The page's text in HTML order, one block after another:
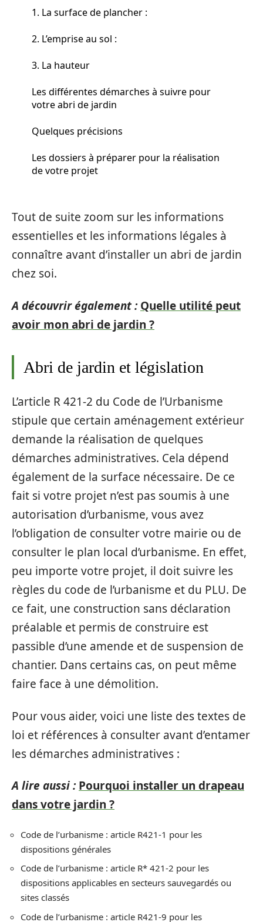
1. La surface de plancher :
2. L’emprise au sol :
3. La hauteur
Les différentes démarches à suivre pour
votre abri de jardin
Quelques précisions
Les dossiers à préparer pour la réalisation
de votre projet
Tout de suite zoom sur les informations
essentielles et les informations légales à
connaître avant d’installer un abri de jardin
chez soi.
A découvrir également : Quelle utilité peut
avoir mon abri de jardin ?
Abri de jardin et législation
L’article R 421-2 du Code de l’Urbanisme
stipule que certain aménagement extérieur
demande la réalisation de quelques
démarches administratives. Cela dépend
également de la surface nécessaire. De ce
fait si votre projet n’est pas soumis à une
autorisation d’urbanisme, vous avez
l’obligation de consulter votre mairie ou de
consulter le plan local d’urbanisme. En effet,
peu importe votre projet, il doit suivre les
règles du code de l’urbanisme et du PLU. De
ce fait, une construction sans déclaration
préalable et permis de construire est
passible d’une amende et de suspension de
chantier. Dans certains cas, on peut même
faire face à une démolition.
Pour vous aider, voici une liste des textes de
loi et références à consulter avant d’entamer
les démarches administratives :
A lire aussi : Pourquoi installer un drapeau
dans votre jardin ?
Code de l’urbanisme : article R421-1 pour les
dispositions générales
Code de l’urbanisme : article R* 421-2 pour les
dispositions applicables en secteurs sauvegardés ou
sites classés
Code de l’urbanisme : article R421-9 pour les